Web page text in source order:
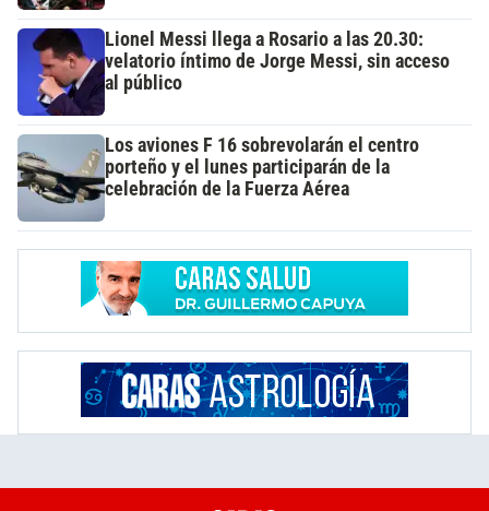
Lionel Messi llega a Rosario a las 20.30:
velatorio íntimo de Jorge Messi, sin acceso
al público
Los aviones F 16 sobrevolarán el centro
porteño y el lunes participarán de la
celebración de la Fuerza Aérea